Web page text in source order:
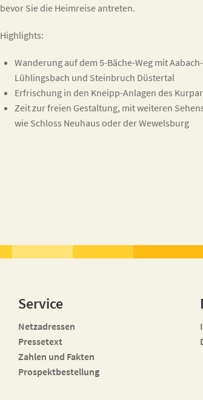
bevor Sie die Heimreise antreten.
Highlights:
Wanderung auf dem 5-Bäche-Weg mit
Lühlingsbach und Steinbruch Düstertal
Erfrischung in den Kneipp-Anlagen des
Zeit zur freien Gestaltung, mit weiteren
wie Schloss Neuhaus oder der Wewelsburg
Service
Netzadressen
Pressetext
Zahlen und Fakten
Prospektbestellung